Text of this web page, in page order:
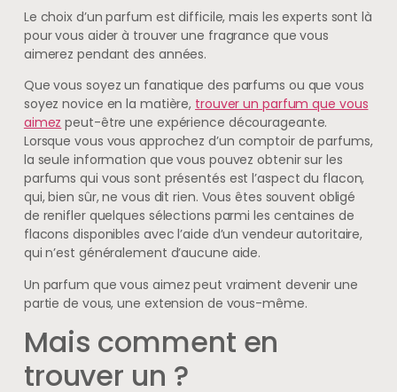
Le choix d’un parfum est difficile, mais les experts sont là
pour vous aider à trouver une fragrance que vous
aimerez pendant des années.
Que vous soyez un fanatique des parfums ou que vous
soyez novice en la matière, trouver un parfum que vous
aimez peut-être une expérience décourageante.
Lorsque vous vous approchez d’un comptoir de parfums,
la seule information que vous pouvez obtenir sur les
parfums qui vous sont présentés est l’aspect du flacon,
qui, bien sûr, ne vous dit rien. Vous êtes souvent obligé
de renifler quelques sélections parmi les centaines de
flacons disponibles avec l’aide d’un vendeur autoritaire,
qui n’est généralement d’aucune aide.
Un parfum que vous aimez peut vraiment devenir une
partie de vous, une extension de vous-même.
Mais comment en
trouver un ?